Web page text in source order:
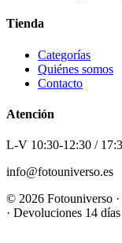
Tienda
Categorías
Quiénes somos
Contacto
Atención
L-V 10:30-12:30 /
info@fotouniverso.es
© 2026 Fotouniverso
· Devoluciones 14 días